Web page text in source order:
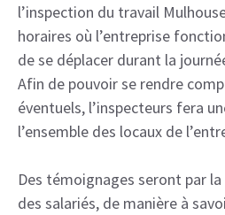
l’inspection du travail
horaires où l’entreprise
de se déplacer durant la
Afin de pouvoir se rendre
éventuels, l’inspecteurs fera
l’ensemble des locaux de
Des témoignages seront par
des salariés, de manière à